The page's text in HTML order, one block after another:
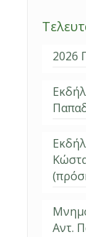
2026
Αντ.